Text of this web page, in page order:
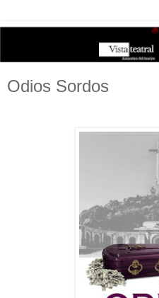
Odios Sordos